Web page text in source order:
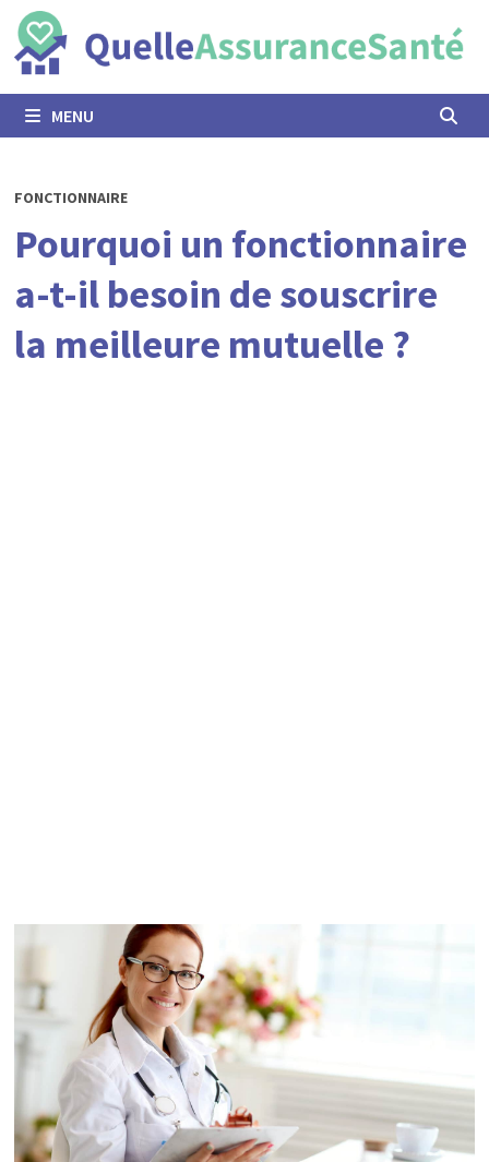
Passer
au
contenu
MENU
FONCTIONNAIRE
Pourquoi un fonctionnaire
a-t-il besoin de souscrire
la meilleure mutuelle ?